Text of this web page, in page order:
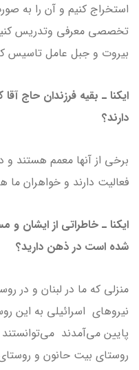
استخراج كنيم و آن را به
تخصصی معرفی وتدریس
بیروت و جبل عامل تاسیس
ایکنا ـ بقیه فرزندان حاج
دارند؟
برخی از آنها معمم هستند و
فعالیت دارند و خواهران
ایکنا ـ خاطراتی از ایشان و
شده است در ذهن دارید؟
منزلی که ما در لبنان و در
نيروهای اسرائیلی‌ به این
پایین می‌آمدند
روستای بیت حانون و